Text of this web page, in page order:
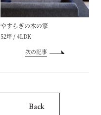
やすらぎの木の家
52坪 / 4LDK
次の記事
Back